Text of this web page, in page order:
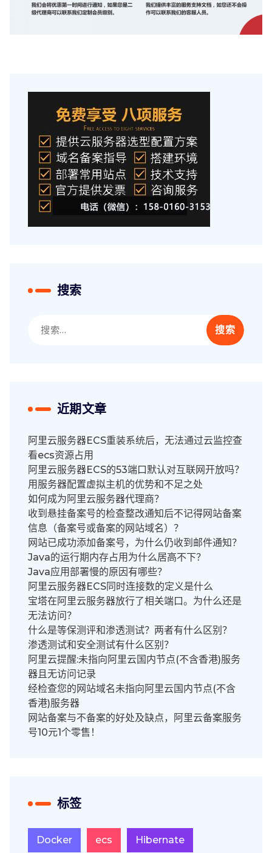
搜索
索：
近期文章
阿里云服务器ECS重装系统后，无法通过云监控查
看ecs资源占用
阿里云服务器ECS的53端口默认对互联网开放吗？
用服务器配置虚拟主机的优势和不足之处
如何成为阿里云服务器代理商？
收到悬挂备案号的检查整改通知后不记得网站备案
信息（备案号或备案的网站域名）？
网站已成功添加备案号，为什么仍收到邮件通知？
Java的运行期内存占用为什么居高不下？
Java应用部署慢的原因有哪些？
阿里云服务器ECS同时连接数的定义是什么
宝塔在阿里云服务器放行了相关端口。为什么还是
无法访问？
什么是等保测评和渗透测试？两者有什么区别？
渗透测试和安全测试有什么区别？
阿里云提醒:未指向阿里云国内节点(不含香港)服务
器且无访问记录
经检查您的网站域名未指向阿里云国内节点(不含
香港)服务器
网站备案与不备案的好处及缺点，阿里云备案服务
号10元1个零售！
标签
Docker ecs Hibernate